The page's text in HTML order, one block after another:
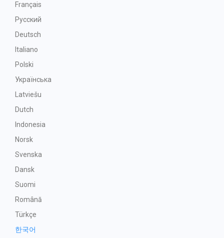
Français
Русский
Deutsch
Italiano
Polski
Українська
Latviešu
Dutch
Indonesia
Norsk
Svenska
Dansk
Suomi
Română
Türkçe
한국어